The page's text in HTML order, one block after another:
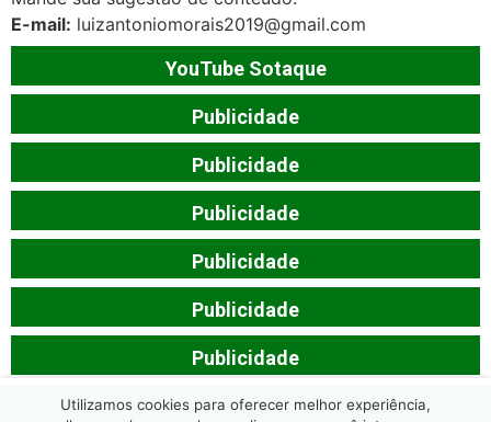
E-mail: luizantoniomorais2019@gmail.com
YouTube Sotaque
Publicidade
Publicidade
Publicidade
Publicidade
Publicidade
Publicidade
Utilizamos cookies para oferecer melhor experiência,